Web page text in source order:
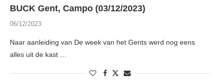
BUCK Gent, Campo (03/12/2023)
06/12/2023
Naar aanleiding van De week van het Gents werd nog eens
alles uit de kast …